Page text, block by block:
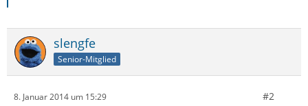
slengfe
Senior-Mitglied
8. Januar 2014 um 15:29 #2